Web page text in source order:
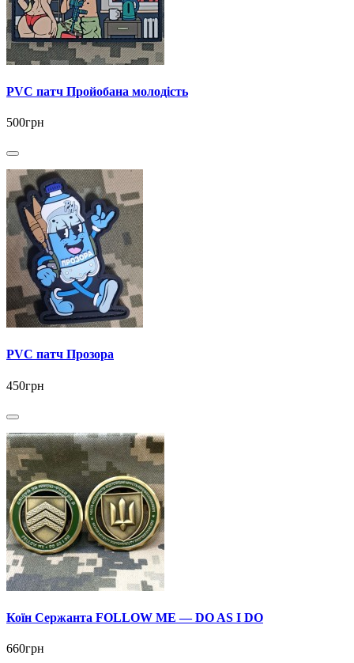
PVC патч Пройобана молодість
500грн
PVC патч Прозора
450грн
Коїн Сержанта FOLLOW ME — DO AS I DO
660грн